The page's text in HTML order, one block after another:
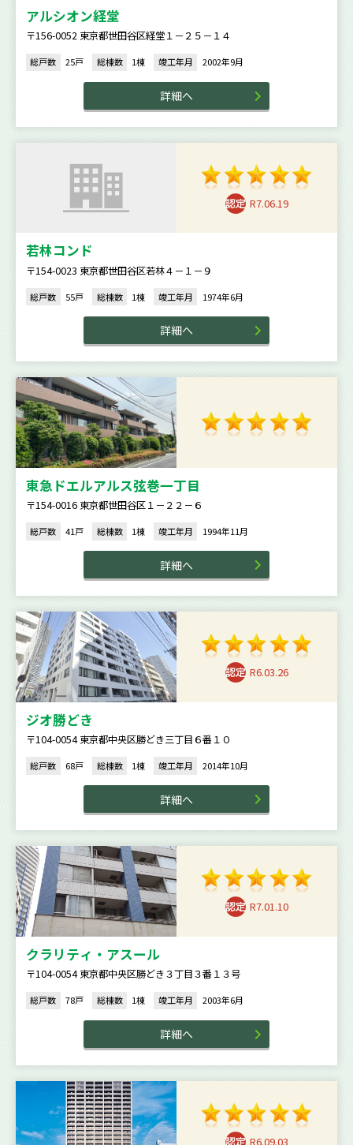
アルシオン経堂
〒156-0052 東京都世田谷区経堂１－２５－１４
総戸数 25戸 総棟数 1棟 竣工年月 2002年9月
詳細へ
R7.06.19
若林コンド
〒154-0023 東京都世田谷区若林４－１－９
総戸数 55戸 総棟数 1棟 竣工年月 1974年6月
詳細へ
東急ドエルアルス弦巻一丁目
〒154-0016 東京都世田谷区１－２２－６
総戸数 41戸 総棟数 1棟 竣工年月 1994年11月
詳細へ
R6.03.26
ジオ勝どき
〒104-0054 東京都中央区勝どき三丁目６番１０
総戸数 68戸 総棟数 1棟 竣工年月 2014年10月
詳細へ
R7.01.10
クラリティ・アスール
〒104-0054 東京都中央区勝どき３丁目３番１３号
総戸数 78戸 総棟数 1棟 竣工年月 2003年6月
詳細へ
R6.09.03